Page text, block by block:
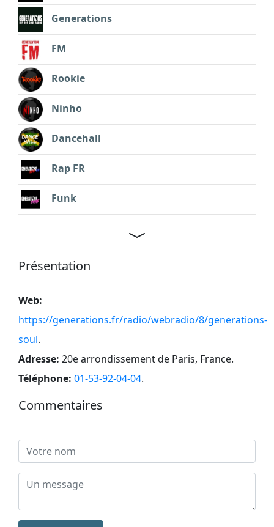
Generations
FM
Rookie
Ninho
Dancehall
Rap FR
Funk
Présentation
Web:
https://generations.fr/radio/webradio/8/generations-
soul.
Adresse: 20e arrondissement de Paris, France.
Téléphone: 01-53-92-04-04.
Commentaires